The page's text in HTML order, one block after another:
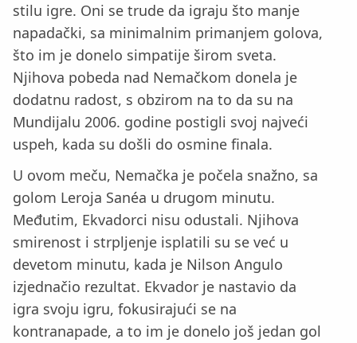
stilu igre. Oni se trude da igraju što manje
napadački, sa minimalnim primanjem golova,
što im je donelo simpatije širom sveta.
Njihova pobeda nad Nemačkom donela je
dodatnu radost, s obzirom na to da su na
Mundijalu 2006. godine postigli svoj najveći
uspeh, kada su došli do osmine finala.
U ovom meču, Nemačka je počela snažno, sa
golom Leroja Sanéa u drugom minutu.
Međutim, Ekvadorci nisu odustali. Njihova
smirenost i strpljenje isplatili su se već u
devetom minutu, kada je Nilson Angulo
izjednačio rezultat. Ekvador je nastavio da
igra svoju igru, fokusirajući se na
kontranapade, a to im je donelo još jedan gol